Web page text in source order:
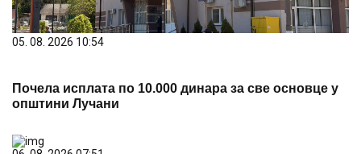
PREPORUKA ZA VAS